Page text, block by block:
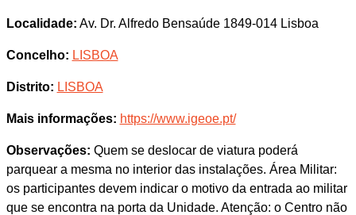
Localidade: Av. Dr. Alfredo Bensaúde 1849-014 Lisboa
Concelho: LISBOA
Distrito: LISBOA
Mais informações: https://www.igeoe.pt/
Observações: Quem se deslocar de viatura poderá
parquear a mesma no interior das instalações. Área Militar:
os participantes devem indicar o motivo da entrada ao militar
que se encontra na porta da Unidade. Atenção: o Centro não